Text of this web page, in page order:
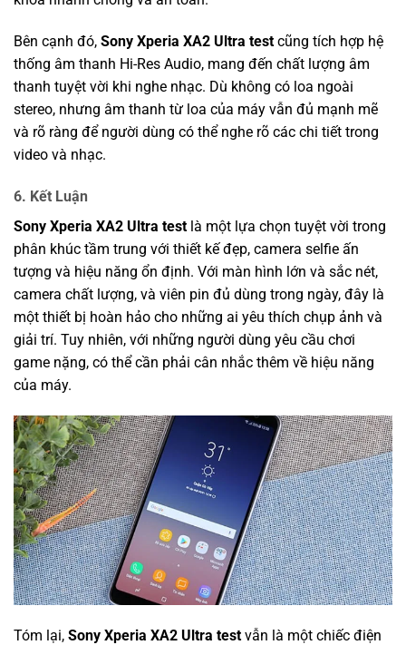
Bên cạnh đó, Sony Xperia XA2 Ultra test cũng tích hợp hệ
thống âm thanh Hi-Res Audio, mang đến chất lượng âm
thanh tuyệt vời khi nghe nhạc. Dù không có loa ngoài
stereo, nhưng âm thanh từ loa của máy vẫn đủ mạnh mẽ
và rõ ràng để người dùng có thể nghe rõ các chi tiết trong
video và nhạc.
6. Kết Luận
Sony Xperia XA2 Ultra test là một lựa chọn tuyệt vời trong
phân khúc tầm trung với thiết kế đẹp, camera selfie ấn
tượng và hiệu năng ổn định. Với màn hình lớn và sắc nét,
camera chất lượng, và viên pin đủ dùng trong ngày, đây là
một thiết bị hoàn hảo cho những ai yêu thích chụp ảnh và
giải trí. Tuy nhiên, với những người dùng yêu cầu chơi
game nặng, có thể cần phải cân nhắc thêm về hiệu năng
của máy.
Tóm lại, Sony Xperia XA2 Ultra test vẫn là một chiếc điện